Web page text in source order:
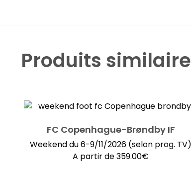
Produits
FC Copenhague-Brøndby IF
Weekend du 6-9/11/2026 (selon prog. TV)
A partir de359.00€